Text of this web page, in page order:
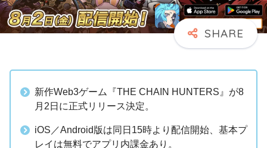
新作Web3ゲーム『THE CHAIN HUNTERS』が8
月2日に正式リリース決定。
iOS／Android版は同日15時より配信開始、基本プ
レイは無料でアプリ内課金あり。